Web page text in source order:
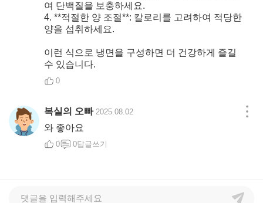
여 단백질을 보충하세요.
4. **적절한 양 조절**: 칼로리를 고려하여 적당한
양을 섭취하세요.
이런 식으로 냉면을 구성하면 더 건강하게 즐길
수 있습니다.
0
유저프로필
복실의 오빠 2025.08.02
수
와 좋아요
0 0답글쓰기